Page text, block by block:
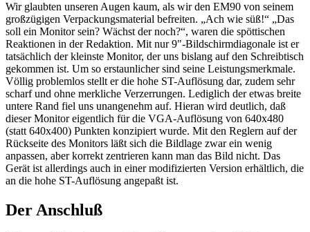
Wir glaubten unseren Augen kaum, als wir den EM90 von seinem
großzügigen Verpackungsmaterial befreiten. „Ach wie süß!“ „Das
soll ein Monitor sein? Wächst der noch?“, waren die spöttischen
Reaktionen in der Redaktion. Mit nur 9"-Bildschirmdiagonale ist er
tatsächlich der kleinste Monitor, der uns bislang auf den Schreibtisch
gekommen ist. Um so erstaunlicher sind seine Leistungsmerkmale.
Völlig problemlos stellt er die hohe ST-Auflösung dar, zudem sehr
scharf und ohne merkliche Verzerrungen. Lediglich der etwas breite
untere Rand fiel uns unangenehm auf. Hieran wird deutlich, daß
dieser Monitor eigentlich für die VGA-Auflösung von 640x480
(statt 640x400) Punkten konzipiert wurde. Mit den Reglern auf der
Rückseite des Monitors läßt sich die Bildlage zwar ein wenig
anpassen, aber korrekt zentrieren kann man das Bild nicht. Das
Gerät ist allerdings auch in einer modifizierten Version erhältlich, die
an die hohe ST-Auflösung angepaßt ist.
Der Anschluß